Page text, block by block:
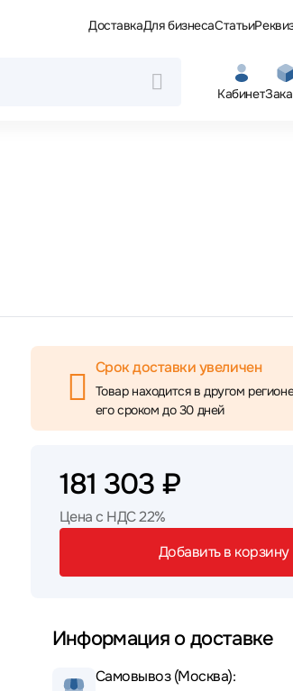
ДоставкаДля бизнесаСтатьи
Кабинет
Срок доставки увеличен
Товар находится в другом
его сроком до 30 дней
181 303 ₽
Цена с НДС 22%
Добавить в корзину
Информация о доставке
Самовывоз (Москва):